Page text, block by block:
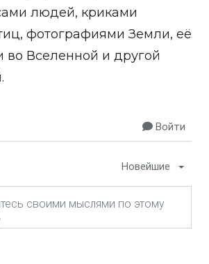
людей, криками
фотографиями Земли, её
во Вселенной и другой
Войти
Новейшие